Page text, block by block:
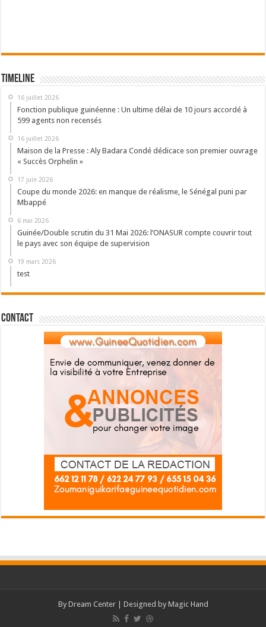
Timeline
16 juillet 2026
Fonction publique guinéenne : Un ultime délai de 10 jours accordé à
599 agents non recensés
16 juillet 2026
Maison de la Presse : Aly Badara Condé dédicace son premier ouvrage
« Succès Orphelin »
17 juin 2026
Coupe du monde 2026: en manque de réalisme, le Sénégal puni par
Mbappé
6 mai 2026
Guinée/Double scrutin du 31 Mai 2026: l’ONASUR compte couvrir tout
le pays avec son équipe de supervision
19 mars 2026
test
Contact
By Dream Center| Designed by Magic Hand